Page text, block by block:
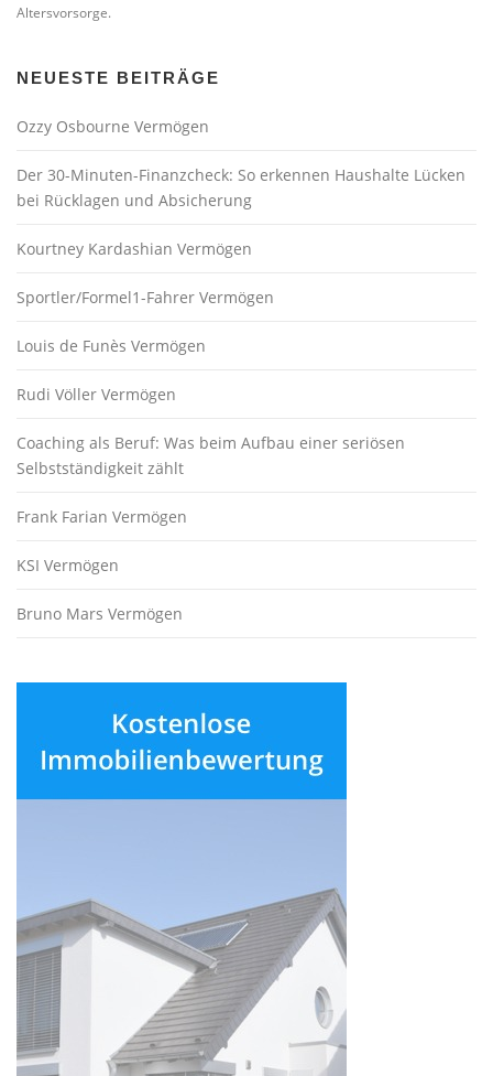
Altersvorsorge.
NEUESTE BEITRÄGE
Ozzy Osbourne Vermögen
Der 30-Minuten-Finanzcheck: So erkennen Haushalte Lücken
bei Rücklagen und Absicherung
Kourtney Kardashian Vermögen
Sportler/Formel1-Fahrer Vermögen
Louis de Funès Vermögen
Rudi Völler Vermögen
Coaching als Beruf: Was beim Aufbau einer seriösen
Selbstständigkeit zählt
Frank Farian Vermögen
KSI Vermögen
Bruno Mars Vermögen